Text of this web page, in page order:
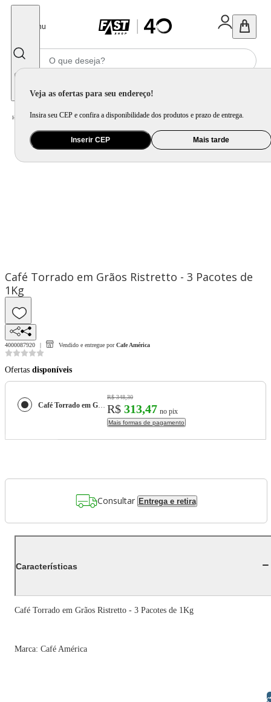
Menu
Veja as ofertas para seu endereço!
Insira seu CEP e confira a disponibilidade dos produtos e prazo de entrega.
Inserir CEP Mais tarde
Home Mercado / Bebida Bebida Não Alcoolica
Café Torrado em Grãos Ristretto - 3 Pacotes de
1Kg
4000087920 Vendido e entregue por Cafe América
Ofertas disponíveis
Café Torrado em Grãos Ristretto - 3 Pacotes de 1Kg
R$ 348,30
R$ 313,47 no pix
Mais formas de pagamento
Consultar Entrega e retira
Características
Café Torrado em Grãos Ristretto - 3 Pacotes de 1Kg
Marca: Café América